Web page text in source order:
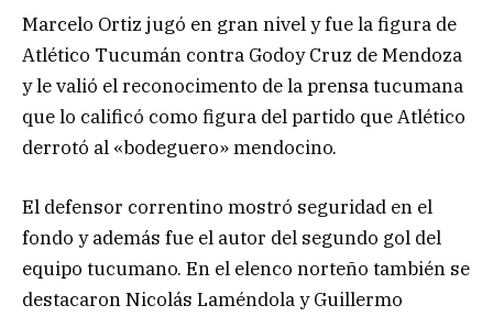
Marcelo Ortiz jugó en gran nivel y fue la figura de
Atlético Tucumán contra Godoy Cruz de Mendoza
y le valió el reconocimento de la prensa tucumana
que lo calificó como figura del partido que Atlético
derrotó al «bodeguero» mendocino.
El defensor correntino mostró seguridad en el
fondo y además fue el autor del segundo gol del
equipo tucumano. En el elenco norteño también se
destacaron Nicolás Laméndola y Guillermo